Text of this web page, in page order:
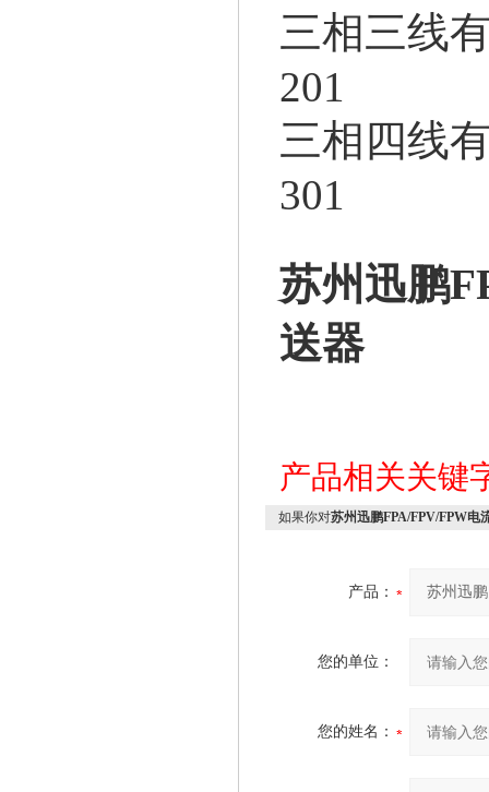
三相三线
201
三相四线
301
苏州迅鹏
送器
产品相关关键
如果你对苏州迅鹏FPA/FPV/FPW电
产品：
您的单位：
您的姓名：